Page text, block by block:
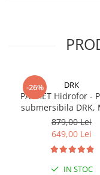
-26% DRK
PACHET Hidrofor -
submersibila DRK,
4STM4-8, putere
debit 5m3/h, 8
Presostat electronic
Model PC-58, 1kW,
Bar
879,00 Lei
649,00 Lei
IN STOC